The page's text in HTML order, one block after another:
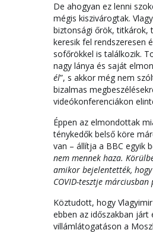
De ahogyan ez lenni
mégis kiszivárogtak.
biztonsági őrök, titkárok,
keresik fel rendszeresen
sofőrökkel is találkozik.
nagy lánya és saját
él”, s akkor még nem
bizalmas
videókonferenciákon
Éppen az elmondottak
ténykedők belső köre
van – állítja a BBC egyik
nem mennek haza.
amikor bejelentették,
COVID-tesztje
Köztudott, hogy
ebben az időszakban
villámlátogatáson a